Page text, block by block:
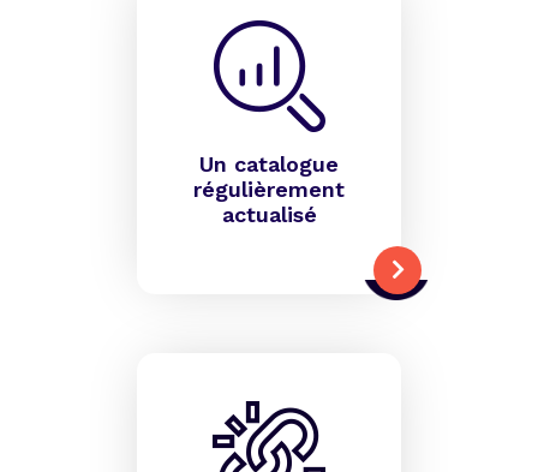
Un catalogue
régulièrement
actualisé